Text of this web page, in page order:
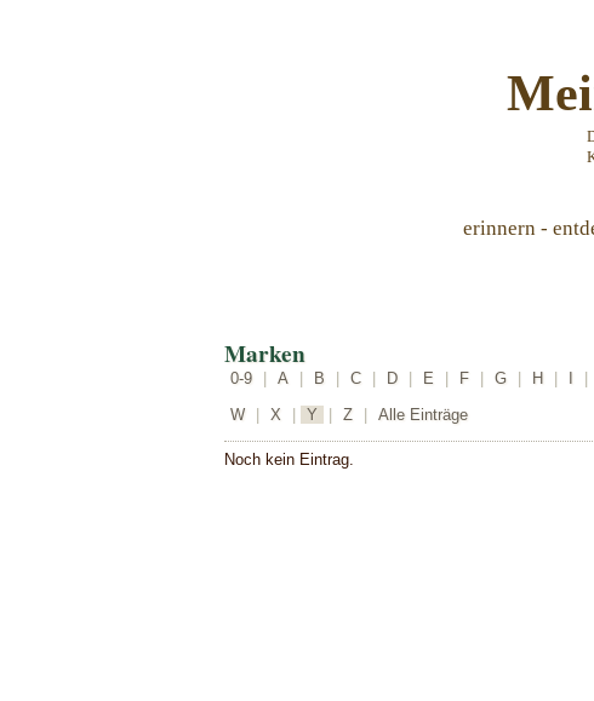
erinnern -
Marken
0-9 A B C D E F G H
W
X Y Z Alle Einträge
Noch kein Eintrag.